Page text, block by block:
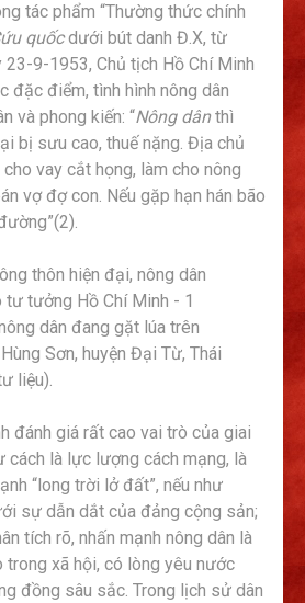
tác phẩm “Thường thức chính
quốcdưới bút danh Đ.X, từ
9-1953, Chủ tịch Hồ Chí Minh
đặc điểm, tình hình nông dân
và phong kiến: “Nông dânthì
bị sưu cao, thuế nặng. Địa chủ
vay cắt họng, làm cho nông
vợ đợ con. Nếu gặp hạn hán bão
dân đang gặt lúa trên
Sơn, huyện Đại Từ, Thái
liệu).
đánh giá rất cao vai trò của giai
cách là lực lượng cách mạng, là
“long trời lở đất”, nếu như
sự dẫn dắt của đảng cộng sản;
tích rõ, nhấn mạnh nông dân là
xã hội, có lòng yêu nước
đồng sâu sắc. Trong lịch sử dân